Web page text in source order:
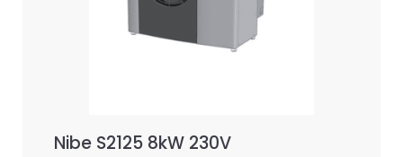
Nibe S2125 8kW 230V